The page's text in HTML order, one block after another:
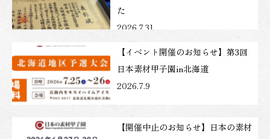
た
2026.7.31
【イベント開催のお知らせ】第3回
日本素材甲子園in北海道
2026.7.9
【開催中止のお知らせ】日本の素材